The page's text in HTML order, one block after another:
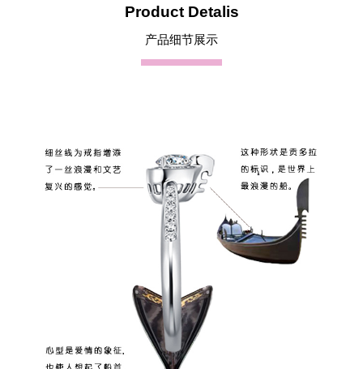
Product Detalis
产品细节展示